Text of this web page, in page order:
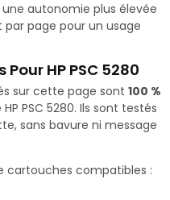
autonomie plus élevée
page pour un usage
HP PSC 5280
sur cette page sont 100 %
PSC 5280. Ils sont testés
sans bavure ni message
cartouches compatibles :